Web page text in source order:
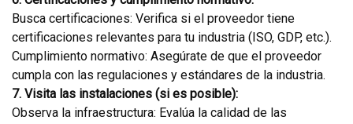
Busca certificaciones: Verifica si el proveedor tiene
certificaciones relevantes para tu industria (ISO, GDP, etc.).
Cumplimiento normativo: Asegúrate de que el proveedor
cumpla con las regulaciones y estándares de la industria.
7. Visita las instalaciones (si es posible):
Observa la infraestructura: Evalúa la calidad de las